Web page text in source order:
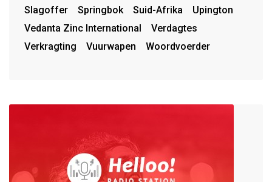
Slagoffer
Springbok Suid-Afrika
Upington
Vedanta Zinc International
Verdagtes
Verkragting
Vuurwapen Woordvoerder